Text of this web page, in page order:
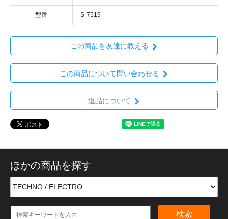
型番 S-7519
この商品を友達に教える
この商品について問い合わせる
返品について
ほかの商品を探す
検索